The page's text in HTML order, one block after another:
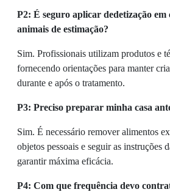
P2: É seguro aplicar dedetização em
animais de estimação?
Sim. Profissionais utilizam produtos e
fornecendo orientações para manter
durante e após o tratamento.
P3: Preciso preparar minha casa
Sim. É necessário remover alimentos
objetos pessoais e seguir as instruções
garantir máxima eficácia.
P4: Com que frequência devo